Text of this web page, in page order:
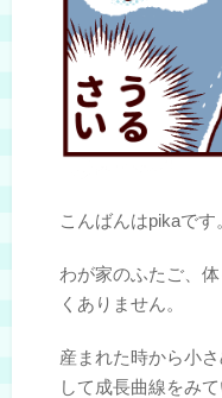
こんばんはpikaです
わが家のふたご、
くありません。
産まれた時から小
して成長曲線をみ